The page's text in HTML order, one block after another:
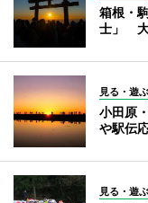
箱根・
士」 大
見る・遊ぶ
小田原
や駅伝
見る・遊ぶ